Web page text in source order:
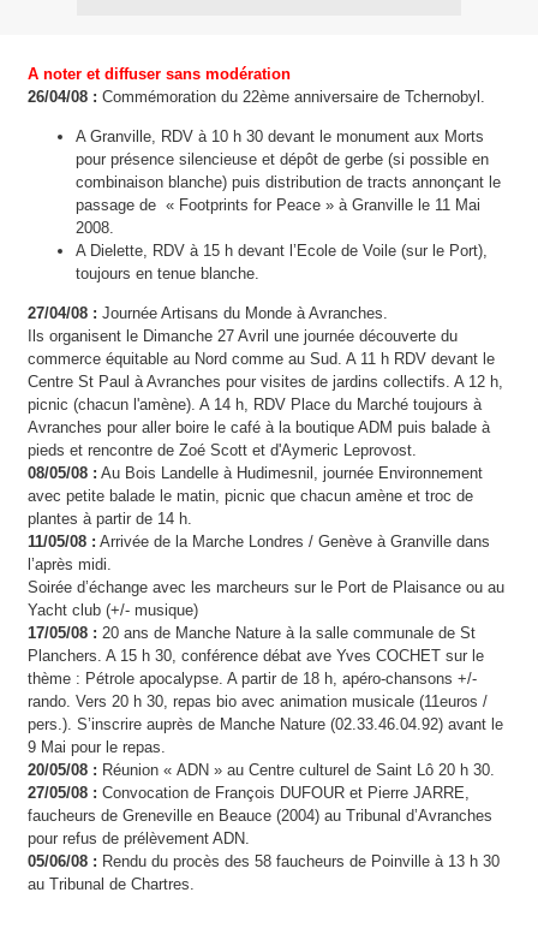
A noter et diffuser sans modération
26/04/08 : Commémoration du 22ème anniversaire de Tchernobyl.
A Granville, RDV à 10 h 30 devant le monument aux Morts
pour présence silencieuse et dépôt de gerbe (si possible en
combinaison blanche) puis distribution de tracts annonçant le
passage de « Footprints for Peace » à Granville le 11 Mai
2008.
A Dielette, RDV à 15 h devant l’Ecole de Voile (sur le Port),
toujours en tenue blanche.
27/04/08 : Journée Artisans du Monde à Avranches.
Ils organisent le Dimanche 27 Avril une journée découverte du
commerce équitable au Nord comme au Sud. A 11 h RDV devant le
Centre St Paul à Avranches pour visites de jardins collectifs. A 12 h,
picnic (chacun l'amène). A 14 h, RDV Place du Marché toujours à
Avranches pour aller boire le café à la boutique ADM puis balade à
pieds et rencontre de Zoé Scott et d'Aymeric Leprovost.
08/05/08 : Au Bois Landelle à Hudimesnil, journée Environnement
avec petite balade le matin, picnic que chacun amène et troc de
plantes à partir de 14 h.
11/05/08 : Arrivée de la Marche Londres / Genève à Granville dans
l’après midi.
Soirée d’échange avec les marcheurs sur le Port de Plaisance ou au
Yacht club (+/- musique)
17/05/08 : 20 ans de Manche Nature à la salle communale de St
Planchers. A 15 h 30, conférence débat ave Yves COCHET sur le
thème : Pétrole apocalypse. A partir de 18 h, apéro-chansons +/-
rando. Vers 20 h 30, repas bio avec animation musicale (11euros /
pers.). S’inscrire auprès de Manche Nature (02.33.46.04.92) avant le
9 Mai pour le repas.
20/05/08 : Réunion « ADN » au Centre culturel de Saint Lô 20 h 30.
27/05/08 : Convocation de François DUFOUR et Pierre JARRE,
faucheurs de Greneville en Beauce (2004) au Tribunal d’Avranches
pour refus de prélèvement ADN.
05/06/08 : Rendu du procès des 58 faucheurs de Poinville à 13 h 30
au Tribunal de Chartres.